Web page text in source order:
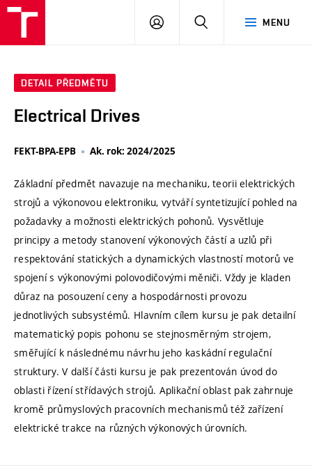
MENU
PŘIHLÁSIT
DETAIL PŘEDMĚTU
Electrical Drives
FEKT-BPA-EPB Ak. rok: 2024/2025
Základní předmět navazuje na mechaniku, teorii elektrických
strojů a výkonovou elektroniku, vytváří syntetizující pohled na
požadavky a možnosti elektrických pohonů. Vysvětluje
principy a metody stanovení výkonových částí a uzlů při
respektování statických a dynamických vlastností motorů ve
spojení s výkonovými polovodičovými měniči. Vždy je kladen
důraz na posouzení ceny a hospodárnosti provozu
jednotlivých subsystémů. Hlavním cílem kursu je pak detailní
matematický popis pohonu se stejnosměrným strojem,
směřující k následnému návrhu jeho kaskádní regulační
struktury. V další části kursu je pak prezentován úvod do
oblasti řízení střídavých strojů. Aplikační oblast pak zahrnuje
kromě průmyslových pracovních mechanismů též zařízení
elektrické trakce na různých výkonových úrovních.